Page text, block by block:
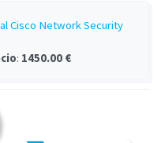
Cisco Network Security
: 1450.00 €